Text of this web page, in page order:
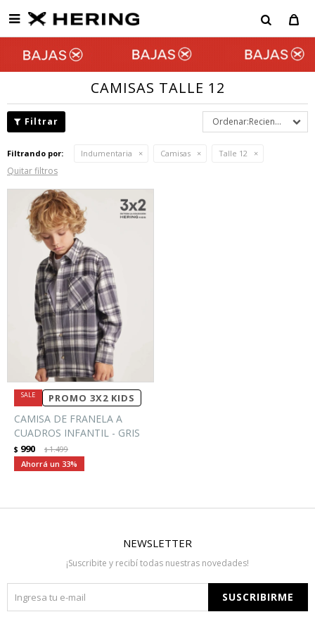

CAMISAS TALLE 12
Recientes
Filtrando por: Indumentaria Camisas Talle 12
Quitar filtros
PROMO 3X2 KIDS
CAMISA DE FRANELA A
CUADROS INFANTIL - GRIS
$ 990 $1.499
33
NEWSLETTER
¡Suscribite y recibí todas nuestras novedades!
SUSCRIBIRME